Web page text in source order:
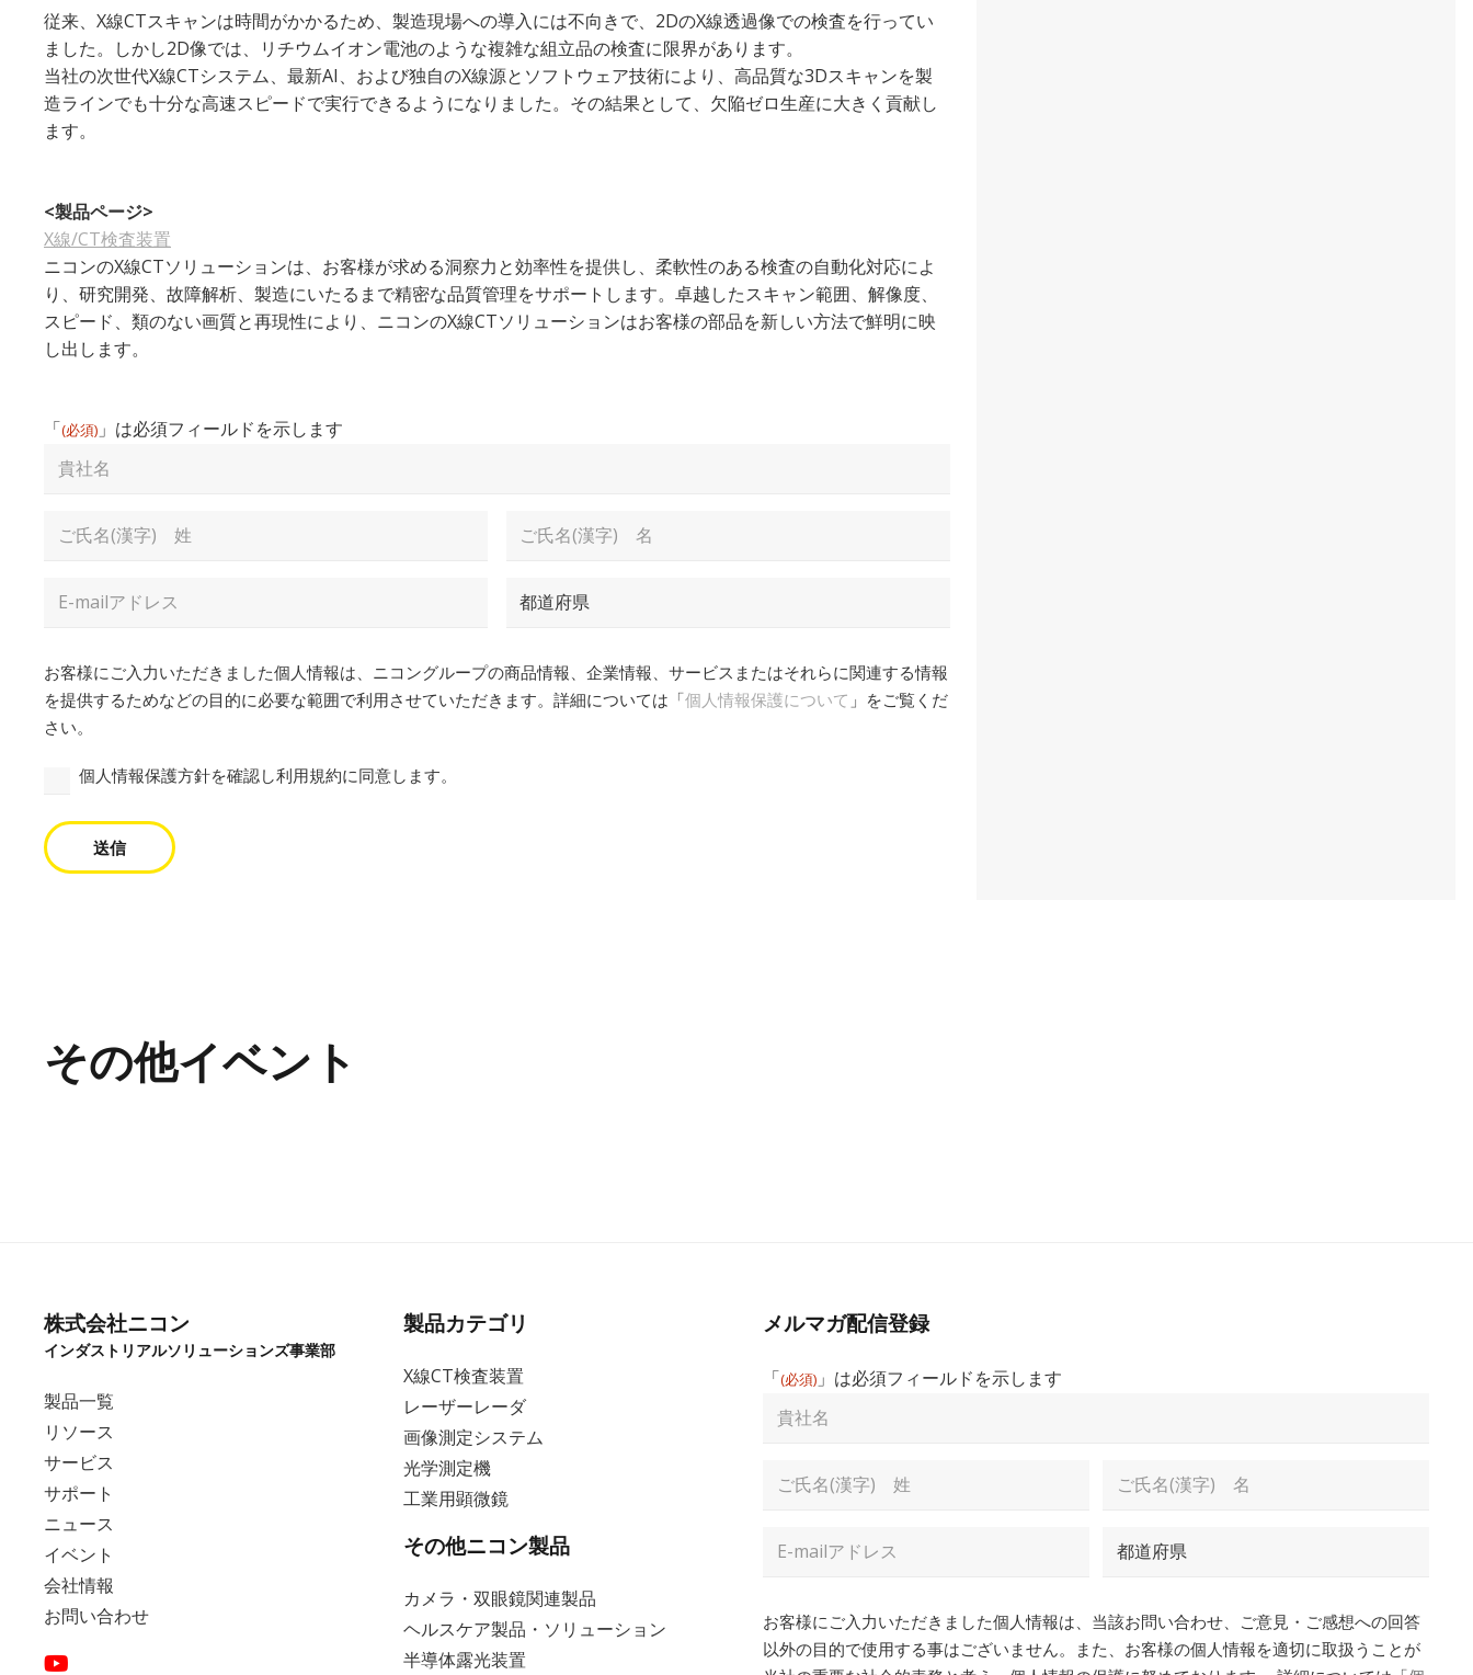
従来、X線CTスキャンは時間がかかるため、製造現場への導入には不向きで、2DのX線透過像での検査を行ってい
ました。しかし2D像では、リチウムイオン電池のような複雑な組立品の検査に限界があります。
当社の次世代X線CTシステム、最新AI、および独自のX線源とソフトウェア技術により、高品質な3Dスキャンを製
造ラインでも十分な高速スピードで実行できるようになりました。その結果として、欠陥ゼロ生産に大きく貢献し
ます。
<製品ページ>
X線/CT検査装置
ニコンのX線CTソリューションは、お客様が求める洞察力と効率性を提供し、柔軟性のある検査の自動化対応によ
り、研究開発、故障解析、製造にいたるまで精密な品質管理をサポートします。卓越したスキャン範囲、解像度、
スピード、類のない画質と再現性により、ニコンのX線CTソリューションはお客様の部品を新しい方法で鮮明に映
し出します。
「(必須)​ 」は必須フィールドを示します
社
Name
(必
Email
Address
県
須)​
お客様にご入力いただきました個人情報は、ニコングループの商品情報、企業情報、サービスまたはそれらに関連する情報
を提供するためなどの目的に必要な範囲で利用させていただきます。詳細については「個人情報保護について 」をご覧くだ
さい。
個人情報保護方針を確認し利用規約に同意します。
送信
その他イベント
詳細
ン
株式会社ニコン
インダストリアルソリューションズ事業部
製品一覧
リソース
サービス
サポート
ニュース
イベント
会社情報
お問い合わせ
製品カテゴリ
X線CT検査装置
レーザーレーダ
画像測定システム
光学測定機
工業用顕微鏡
その他ニコン製品
カメラ・双眼鏡関連製品
ヘルスケア製品・ソリューション
半導体露光装置
メルマガ配信登録
「(必須)​ 」は必須フィールドを示します
社
Name
(必
Email
Address
県
須)​
お客様にご入力いただきました個人情報は、当該お問い合わせ、ご意見・ご感想への回答
以外の目的で使用する事はございません。また、お客様の個人情報を適切に取扱うことが